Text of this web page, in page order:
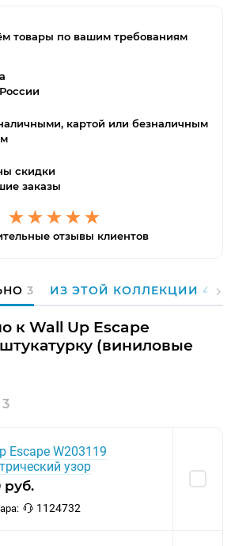
товары по вашим требованиям
картой или безналичным
скидки
заказы
отзывы клиентов
3 ИЗ ЭТОЙ КОЛЛЕКЦИИ 40
к Wall Up Escape
(виниловые
3
Escape W203119
узор
руб.
1124732